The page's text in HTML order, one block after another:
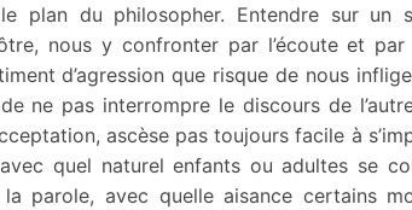
plan du philosopher. Entendre sur un
nous y confronter par l’écoute et
d’agression que risque de nous
ne pas interrompre le discours de
ascèse pas toujours facile à
avec quel naturel enfants ou adultes se
la parole, avec quelle aisance certains